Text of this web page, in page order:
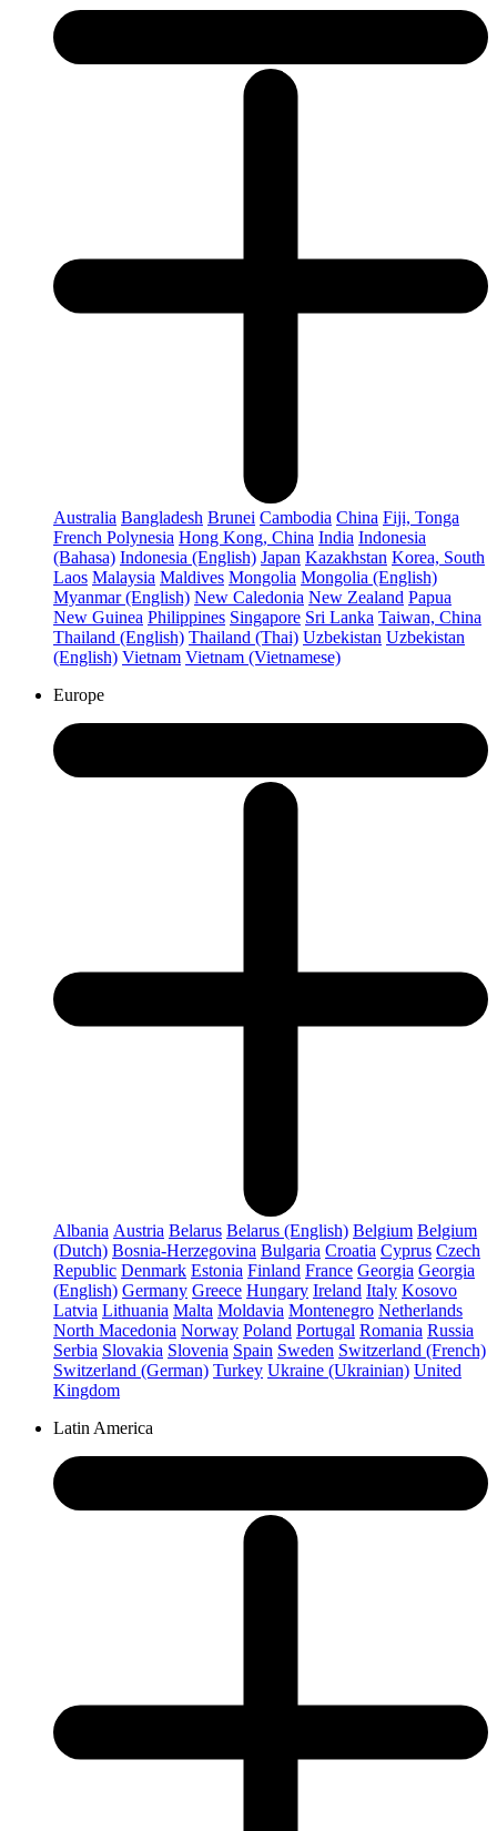
Australia Bangladesh Brunei Cambodia China Fiji, Tonga
French Polynesia Hong Kong, China India Indonesia
(Bahasa) Indonesia (English) Japan Kazakhstan Korea, South
Laos Malaysia Maldives Mongolia Mongolia (English)
Myanmar (English) New Caledonia New Zealand Papua
New Guinea Philippines Singapore Sri Lanka Taiwan, China
Thailand (English) Thailand (Thai) Uzbekistan Uzbekistan
(English) Vietnam Vietnam (Vietnamese)
Europe
Albania Austria Belarus Belarus (English) Belgium Belgium
(Dutch) Bosnia-Herzegovina Bulgaria Croatia Cyprus Czech
Republic Denmark Estonia Finland France Georgia Georgia
(English) Germany Greece Hungary Ireland Italy Kosovo
Latvia Lithuania Malta Moldavia Montenegro Netherlands
North Macedonia Norway Poland Portugal Romania Russia
Serbia Slovakia Slovenia Spain Sweden Switzerland (French)
Switzerland (German) Turkey Ukraine (Ukrainian) United
Kingdom
Latin America